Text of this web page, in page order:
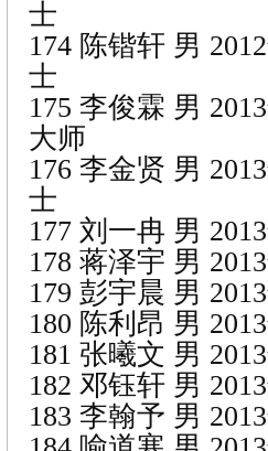
士
174 陈锴轩 男
士
175 李俊霖 男
大师
176 李金贤 男
士
177 刘一冉 男
178 蒋泽宇 男
179 彭宇晨 男
180 陈利昂 男
181 张曦文 男
182 邓钰轩 男
183 李翰予 男